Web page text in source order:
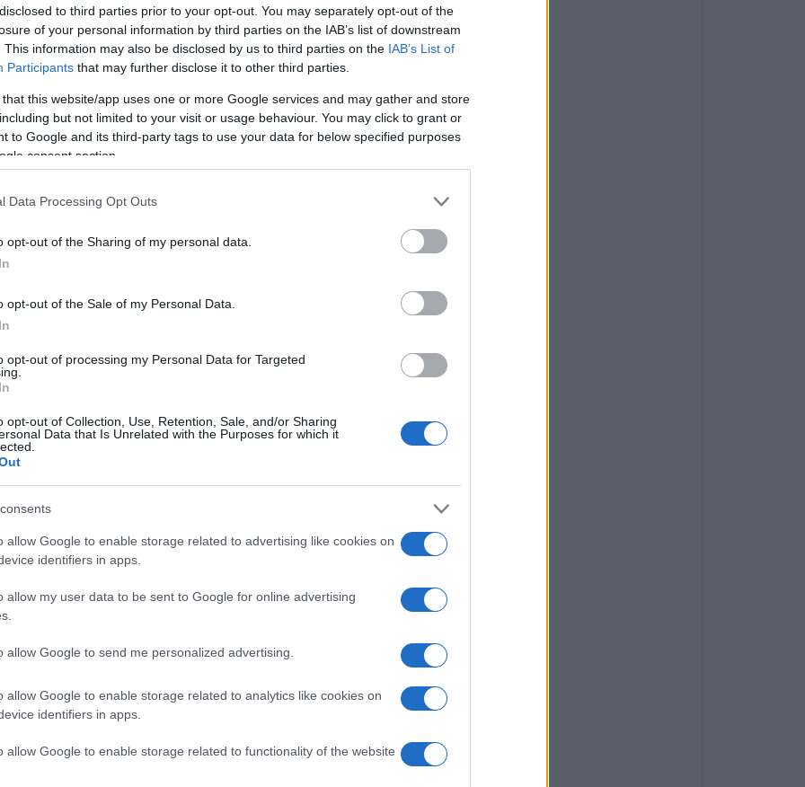
to third parties prior to your opt-out. You may separately opt-out of the
of your personal information by third parties on the IAB’s list of downstream
This information may also be disclosed by us to third parties on the IAB’s List of
Participants that may further disclose it to other third parties.
that this website/app uses one or more Google services and may gather and store
but not limited to your visit or usage behaviour. You may click to grant or
to Google and its third-party tags to use your data for below specified purposes
consent section.
Data Processing Opt Outs
opt-out of the Sharing of my personal data.
opt-out of the Sale of my Personal Data.
opt-out of processing my Personal Data for Targeted
opt-out of Collection, Use, Retention, Sale, and/or Sharing
Data that Is Unrelated with the Purposes for which it
allow Google to enable storage related to advertising like cookies on
identifiers in apps.
allow my user data to be sent to Google for online advertising
allow Google to send me personalized advertising.
allow Google to enable storage related to analytics like cookies on
identifiers in apps.
allow Google to enable storage related to functionality of the website
05/2025 και ώρα 08:00΄ έως την 19/05/2025 και
την οδό Μουστοξύδου, μέχρι τη συμβολή της με
από 22/05/2025 και ώρα 08:00΄ έως την 20:00΄ ώρα
τις 22/05/2025 έως την 20:00΄ ώρα τις
Αστυνομικής Διεύθυνσης Ιονίων
να τοποθετηθεί αρμόδιο προσωπικό και πλήρη
με την εκτέλεση των γυρισμάτων και την
της περιοχής, αναφορικά με τις προσωρινές
επάρκεια της σήμανσης και θα υποδεικνύει
μέτρο κρίνεται επιβεβλημένο για την
ατυχήματος.
με τις κείμενες διατάξεις του Ν. 2696/99, η
είναι απόφοιτος του τμήματος
Πανεπιστημίου Αιγαίου (Ρόδος), με
Σχέσεις. Επιπλέον, είναι κάτοχος
από το Πανεπιστήμιο του Readingστις